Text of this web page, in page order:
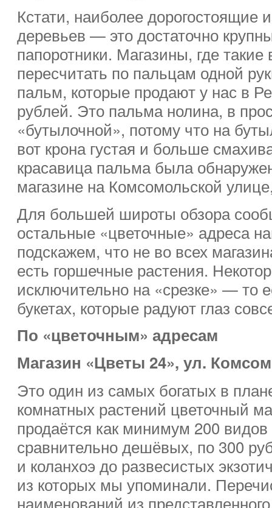
Кстати, наиболее
деревьев — это достаточно
папоротники. Магазины, где
пересчитать по пальцам одной
пальм, которые продают у нас в
рублей. Это пальма нолина, в
«бутылочной», потому что на
вот крона густая и больше
красавица пальма была
магазине на Комсомольской
Для большей широты обзора
остальные «цветочные» адреса
подскажем, что не во всех
есть горшечные растения.
исключительно на «срезке» — то
букетах, которые радуют глаз
По «цветочным» адресам
Магазин «Цветы 24», ул.
Это один из самых богатых в
комнатных растений цветочный
продаётся как минимум 200
сравнительно дешёвых, по 300
и коланхоэ до развесистых
из которых мы упоминали.
наименований из